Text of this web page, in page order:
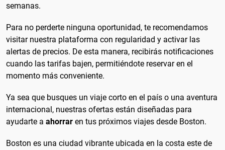
semanas.
Para no perderte ninguna oportunidad, te recomendamos
visitar nuestra plataforma con regularidad y activar las
alertas de precios. De esta manera, recibirás notificaciones
cuando las tarifas bajen, permitiéndote reservar en el
momento más conveniente.
Ya sea que busques un viaje corto en el país o una aventura
internacional, nuestras ofertas están diseñadas para
ayudarte a ahorrar en tus próximos viajes desde Boston.
Boston es una ciudad vibrante ubicada en la costa este de